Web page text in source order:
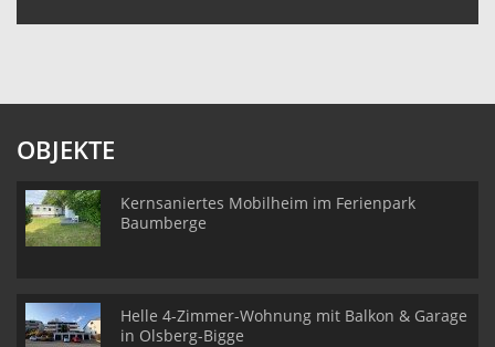
OBJEKTE
Kernsaniertes Mobilheim im Ferienpark
Baumberge
Helle 4-Zimmer-Wohnung mit Balkon & Garage
in Olsberg-Bigge